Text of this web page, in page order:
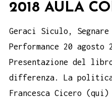
2018 AULA
Geraci Siculo,
Performance 20
Presentazione del
differenza. La
Francesca Cicero